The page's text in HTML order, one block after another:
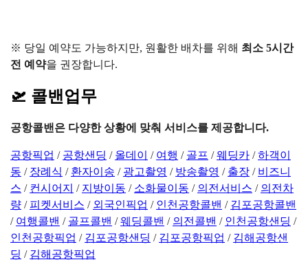
※ 당일 예약도 가능하지만, 원활한 배차를 위해 최소 5시간
전 예약을 권장합니다.
🛫 콜밴업무
공항콜밴은 다양한 상황에 맞춰 서비스를 제공합니다.
공항픽업 / 공항샌딩 / 올데이 / 여행 / 골프 /웨딩카 /하객이
동 / 장례식 / 환자이송 / 광고촬영 / 방송촬영 / 출장 / 비즈니
스 / 컨시어지 / 지방이동 / 소화물이동 / 의전서비스 / 의전차
량 / 피켓서비스 / 외국인픽업 / 인천공항콜밴 / 김포공항콜밴
/ 여행콜밴 / 골프콜밴 /웨딩콜밴 / 의전콜밴 / 인천공항샌딩 /
인천공항픽업 / 김포공항샌딩 / 김포공항픽업 / 김해공항샌
딩 / 김해공항픽업